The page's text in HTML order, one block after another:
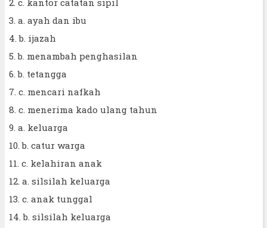
3. a. ayah dan ibu
4. b. ijazah
5. b. menambah penghasilan
6. b. tetangga
7. c. mencari nafkah
8. c. menerima kado ulang tahun
9. a. keluarga
10. b. catur warga
11. c. kelahiran anak
12. a. silsilah keluarga
13. c. anak tunggal
14. b. silsilah keluarga